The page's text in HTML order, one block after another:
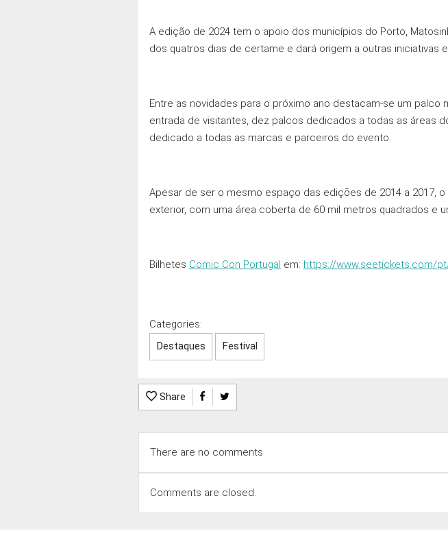
A edição de 2024 tem o apoio dos municípios do Porto,
dos quatros dias de certame e dará origem a outras iniciativas
Entre as novidades para o próximo ano destacam-se um
entrada de visitantes, dez palcos dedicados a todas as áreas
dedicado a todas as marcas e parceiros do evento.
Apesar de ser o mesmo espaço das ediçōes de 2014 a 2017,
exterior, com uma área coberta de 60 mil metros quadrados e
Bilhetes Comic Con Portugal em: https://www.seetickets.com/
Categories:
Destaques
Festival
Share
There are no comments
Comments are closed.